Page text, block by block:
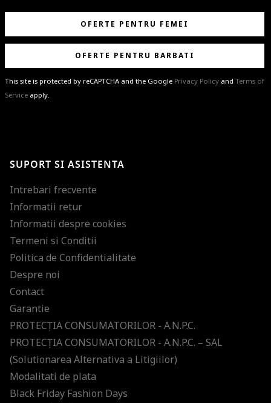
OFERTE PENTRU FEMEI
OFERTE PENTRU BARBATI
This site is protected by reCAPTCHA and the Google Privacy Policy and Terms of
Service apply.
ultimele tendinte in moda!
SUPORT SI ASISTENTA
Intrebari frecvente
Informatii retur
Informatii despre cookies
Termeni si Conditii
Politica de Confidentialitate
Despre noi
Contact
Garantie
PROTECŢIA CONSUMATORILOR - A.N.P.C.
PROTECŢIA CONSUMATORILOR - A.N.P.C. – SAL
(Solutionarea Alternativa a Litigiilor)
Modalitati de plata
Black Friday Fashion Days